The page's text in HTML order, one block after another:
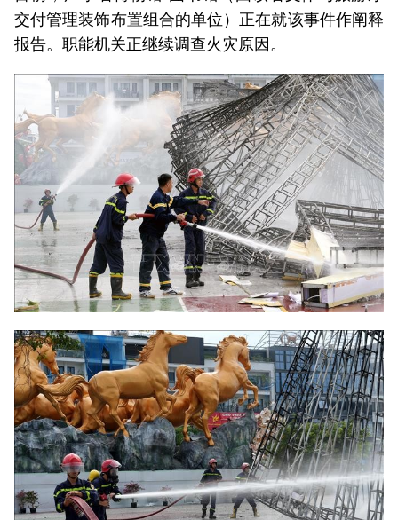
交付管理装饰布置组合的单位）正在就该事件作阐释
报告。职能机关正继续调查火灾原因。